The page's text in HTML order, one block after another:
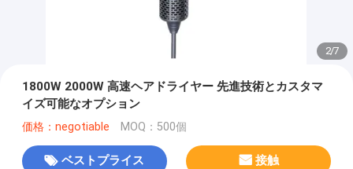
2/7
1800W 2000W 高速ヘアドライヤー 先進技術とカスタマ
イズ可能なオプション
価格：negotiable MOQ：500個
ベストプライス 接触